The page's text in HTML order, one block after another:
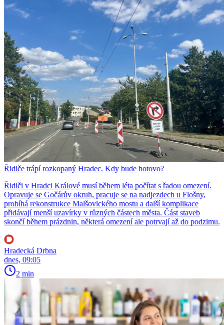
Řidiče trápí rozkopaný Hradec. Kdy bude hotovo?
Řidiči v Hradci Králové musí během léta počítat s řadou omezení.
Opravuje se Gočárův okruh, pracuje se na nadjezdech u Flošny,
probíhá rekonstrukce Malšovického mostu a další komplikace
přidávají menší uzavírky v různých částech města. Část staveb
skončí během prázdnin, některá omezení ale potrvají až do podzimu.
Hradecká Drbna
dnes, 09:05
2 min